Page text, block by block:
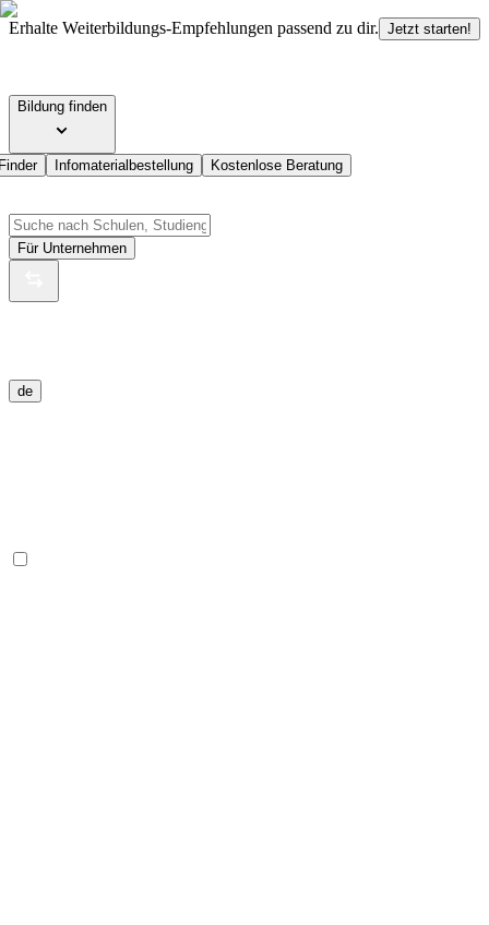
Erhalte Weiterbildungs-Empfehlungen passend zu dir. Jetzt starten!
Bildung finden
Infomaterialbestellung Kostenlose Beratung
Für Unternehmen
de